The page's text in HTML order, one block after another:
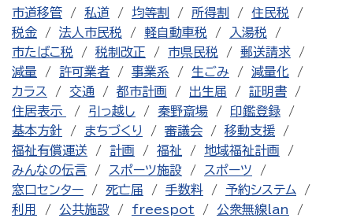
市道移管
私道 均等割 所得割
住民税
税金
法人市民税 軽自動車税
入湯税
市たばこ税
税制改正 市県民税
郵送請求
減量
許可業者 事業系 生ごみ
減量化
カラス
交通 都市計画 出生届
証明書
住居表示
引っ越し 秦野斎場
印鑑登録
基本方針
まちづくり 審議会
移動支援
福祉有償運送
計画 福祉
地域福祉計画
みんなの伝言
スポーツ施設
スポーツ
窓口センター
死亡届 手数料
予約システム
利用
公共施設 freespot
公衆無線lan